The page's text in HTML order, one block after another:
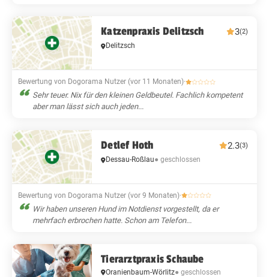
Katzenpraxis Delitzsch 3(2)
Delitzsch
Bewertung von Dogorama Nutzer (vor 11 Monaten)·
Sehr teuer. Nix für den kleinen Geldbeutel. Fachlich kompetent
aber man lässt sich auch jeden...
Detlef Hoth 2.3(3)
Dessau-Roßlau● geschlossen
Bewertung von Dogorama Nutzer (vor 9 Monaten)·
Wir haben unseren Hund im Notdienst vorgestellt, da er
mehrfach erbrochen hatte. Schon am Telefon...
Tierarztpraxis Schaube
Oranienbaum-Wörlitz● geschlossen